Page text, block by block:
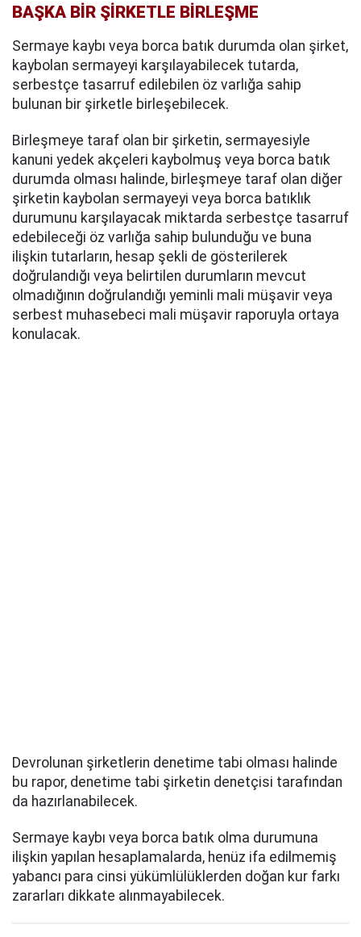
BAŞKA BİR ŞİRKETLE BİRLEŞME
Sermaye kaybı veya borca batık durumda olan şirket,
kaybolan sermayeyi karşılayabilecek tutarda,
serbestçe tasarruf edilebilen öz varlığa sahip
bulunan bir şirketle birleşebilecek.
Birleşmeye taraf olan bir şirketin, sermayesiyle
kanuni yedek akçeleri kaybolmuş veya borca batık
durumda olması halinde, birleşmeye taraf olan diğer
şirketin kaybolan sermayeyi veya borca batıklık
durumunu karşılayacak miktarda serbestçe tasarruf
edebileceği öz varlığa sahip bulunduğu ve buna
ilişkin tutarların, hesap şekli de gösterilerek
doğrulandığı veya belirtilen durumların mevcut
olmadığının doğrulandığı yeminli mali müşavir veya
serbest muhasebeci mali müşavir raporuyla ortaya
konulacak.
Devrolunan şirketlerin denetime tabi olması halinde
bu rapor, denetime tabi şirketin denetçisi tarafından
da hazırlanabilecek.
Sermaye kaybı veya borca batık olma durumuna
ilişkin yapılan hesaplamalarda, henüz ifa edilmemiş
yabancı para cinsi yükümlülüklerden doğan kur farkı
zararları dikkate alınmayabilecek.